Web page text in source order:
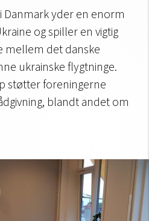
Danmark yder en enorm
og spiller en vigtig
mellem det danske
ukrainske flygtninge.
støtter foreningerne
blandt andet om